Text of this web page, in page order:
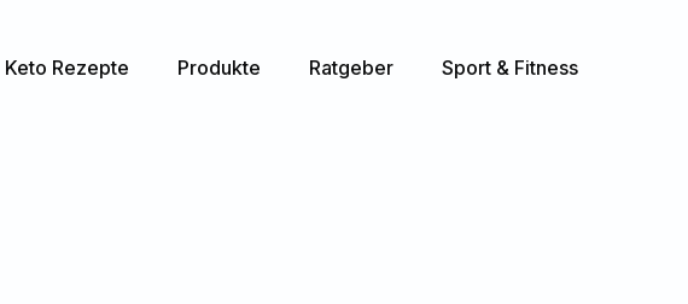
Keto Rezepte Produkte Ratgeber Sport & Fitness